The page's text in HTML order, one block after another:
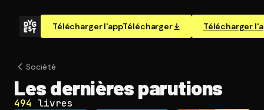
Télécharger l'appTélécharger Télécharger
Société
Les dernières parutions
494 livres